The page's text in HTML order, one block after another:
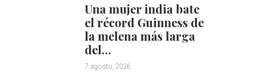
Una mujer india bate
el récord Guinness de
la melena más larga
del…
7 agosto, 2026